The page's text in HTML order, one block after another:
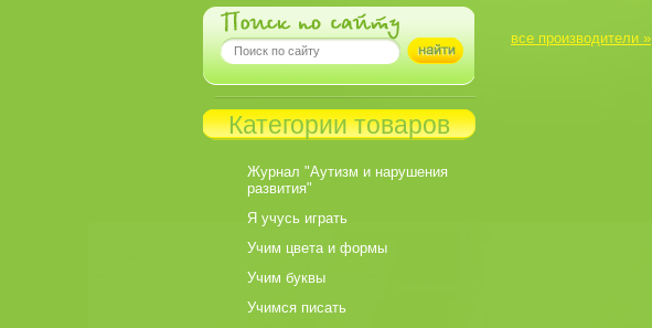
Категории товаров
Журнал "Аутизм и нарушения
развития"
Я учусь играть
Учим цвета и формы
Учим буквы
Учимся писать
все производители »